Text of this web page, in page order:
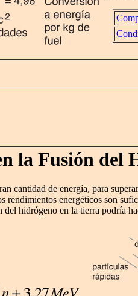
la Fusión del
cantidad de energía, para
rendimientos energéticos son
hidrógeno en la tierra podría